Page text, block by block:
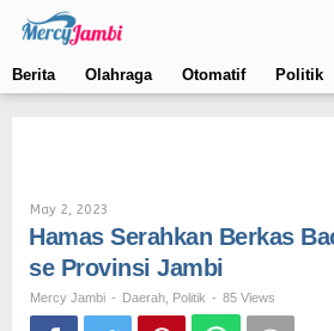
content
Berita
Olahraga Otomatif Politik
May 2, 2023
Jambi
Hamas Serahkan Berkas
se Provinsi Jambi
Mercy Jambi - Daerah Politik - 85 Views